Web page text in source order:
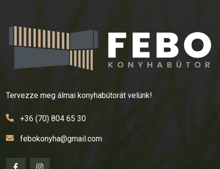
Tervezze meg álmai konyhabútorát velünk!
+36 (70) 804 65 30
febokonyha@gmail.com